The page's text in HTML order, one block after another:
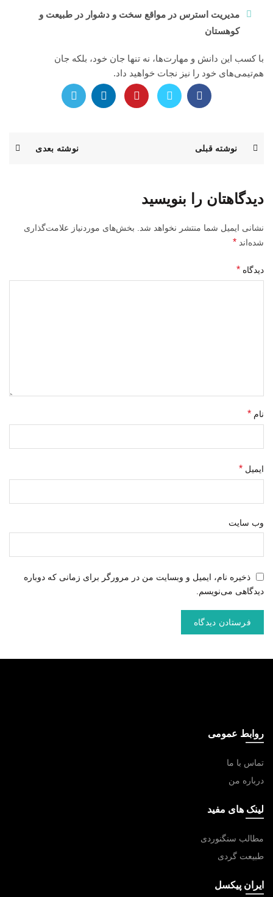
مدیریت استرس در مواقع سخت و دشوار در طبیعت و
کوهستان
با کسب این دانش و مهارت‌ها، نه تنها جان خود، بلکه جان
هم‌تیمی‌های خود را نیز نجات خواهید داد.
نوشته قبلی نوشته بعدی
دیدگاهتان را بنویسید
نشانی ایمیل شما منتشر نخواهد شد. بخش‌های موردنیاز علامت‌گذاری
شده‌اند *
دیدگاه *
نام *
ایمیل *
وب‌ سایت
ذخیره نام، ایمیل و وبسایت من در مرورگر برای زمانی که دوباره
دیدگاهی می‌نویسم.
روابط عمومی
تماس با ما
درباره من
لینک های مفید
مطالب سنگنوردی
طبیعت گردی
ایران پیکسل